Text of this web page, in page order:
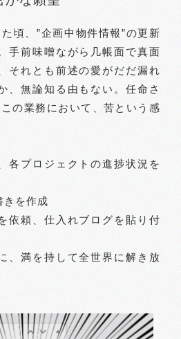
頃、”企画中物件情報”の更新
手前味噌ながら几帳面で真面
それとも前述の愛がだだ漏れ
、無論知る由もない。任命さ
の業務において、苦という感
各プロジェクトの進捗状況を
きを作成
依頼、仕入れブログを貼り付
、満を持して全世界に解き放